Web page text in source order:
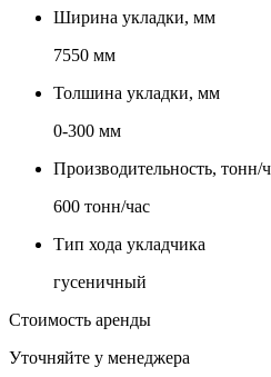
Ширина укладки, мм
7550 мм
Толшина укладки, мм
0-300 мм
Производительность, тонн/
600 тонн/час
Тип хода укладчика
гусеничный
Стоимость аренды
Уточняйте у менеджера